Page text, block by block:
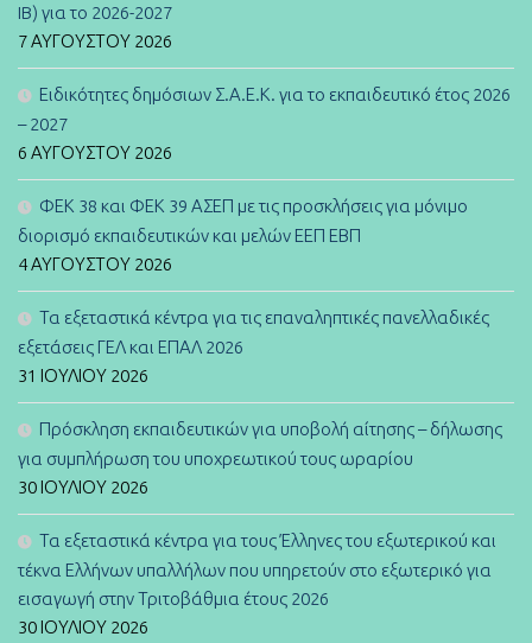
IB) για το 2026-2027
7 ΑΥΓΟΎΣΤΟΥ 2026
Ειδικότητες δημόσιων Σ.Α.Ε.Κ. για το εκπαιδευτικό έτος 2026
– 2027
6 ΑΥΓΟΎΣΤΟΥ 2026
ΦΕΚ 38 και ΦΕΚ 39 ΑΣΕΠ με τις προσκλήσεις για μόνιμο
διορισμό εκπαιδευτικών και μελών ΕΕΠ ΕΒΠ
4 ΑΥΓΟΎΣΤΟΥ 2026
Τα εξεταστικά κέντρα για τις επαναληπτικές πανελλαδικές
εξετάσεις ΓΕΛ και ΕΠΑΛ 2026
31 ΙΟΥΛΊΟΥ 2026
Πρόσκληση εκπαιδευτικών για υποβολή αίτησης – δήλωσης
για συμπλήρωση του υποχρεωτικού τους ωραρίου
30 ΙΟΥΛΊΟΥ 2026
Τα εξεταστικά κέντρα για τους Έλληνες του εξωτερικού και
τέκνα Ελλήνων υπαλλήλων που υπηρετούν στο εξωτερικό για
εισαγωγή στην Τριτοβάθμια έτους 2026
30 ΙΟΥΛΊΟΥ 2026